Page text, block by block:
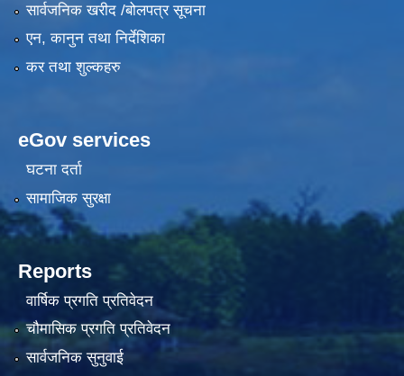
सार्वजनिक खरीद /बोलपत्र सूचना
एन, कानुन तथा निर्देशिका
कर तथा शुल्कहरु
eGov services
घटना दर्ता
सामाजिक सुरक्षा
Reports
वार्षिक प्रगति प्रतिवेदन
चौमासिक प्रगति प्रतिवेदन
सार्वजनिक सुनुवाई